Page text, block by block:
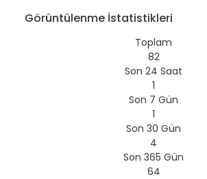
Görüntülenme İstatistikleri
Toplam
82
Son 24 Saat
1
Son 7 Gün
1
Son 30 Gün
4
Son 365 Gün
64